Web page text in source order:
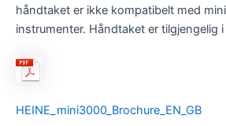
håndtaket er ikke kompatibelt med
instrumenter. Håndtaket er tilgjengelig
HEINE_mini3000_Brochure_EN_GB